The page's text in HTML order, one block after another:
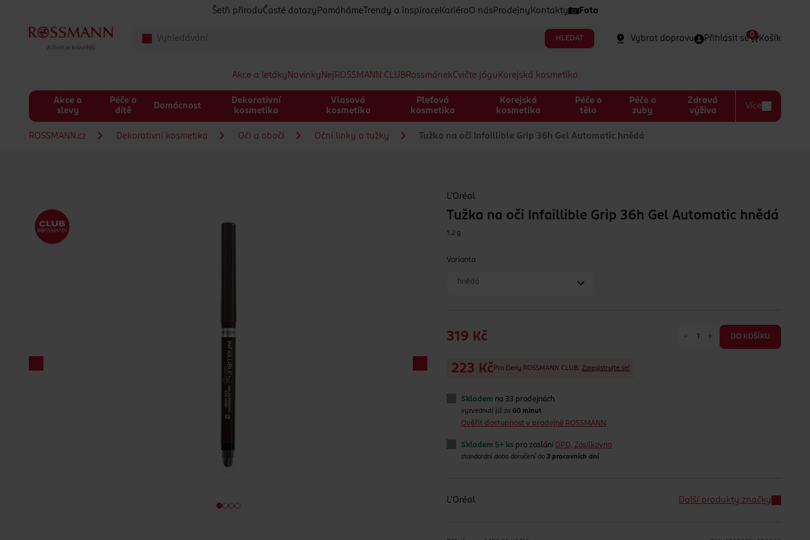
Šetři přírodu Časté dotazy Pomáháme Trendy a inspirace Kariéra O nás Prodejny Kontakty Foto
HLEDAT Vybrat dopravu Přihlásit se Košík
0
Akce a letáky Novinky Nej ROSSMANN CLUBRossmánekCvičte jógu Korejská kosmetika
Akce a
slevy
Péče o
dítě
Domácnost
Dekorativní
kosmetika
Vlasová
kosmetika
Pleťová
kosmetika
Korejská
kosmetika
Péče o
tělo
Péče o
zuby
Zdravá
výživa
Více
ROSSMANN.cz Dekorativní kosmetika Oči a obočí Oční linky a tužky Tužka na oči Infaillible Grip 36h Gel Automatic hnědá
L'Oréal
Tužka na oči Infaillible Grip 36h Gel Automatic hnědá
1.2 g
Varianta
hnědá
319 Kč - + DO KOŠÍKU
223 Kč Pro členy ROSSMANN CLUB. Zaregistrujte se!
Skladem na 33 prodejnách
vyzvednutí již za60 minut
Ověřit dostupnost v prodejně ROSSMANN
Skladem 5+ ks pro zaslání DPD, Zásilkovna
standardní doba doručení do 3 pracovních dní
L'Oréal Další produkty značky